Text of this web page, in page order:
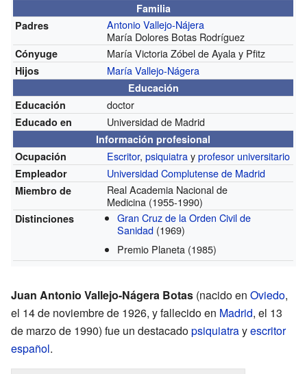
Familia
Padres
Antonio Vallejo-Nájera
María Dolores Botas Rodríguez
Cónyuge María Victoria Zóbel de Ayala y Pfitz
Hijos María Vallejo-Nágera
Educación
Educación
doctor
Educado en Universidad de Madrid
Información profesional
Ocupación
Escritor,psiquiatrayprofesor universitario
Empleador Universidad Complutense de Madrid
Miembro de
Real Academia Nacional de
Medicina (1955-1990)
Distinciones
Gran Cruz de la Orden Civil de
Sanidad (1969)
Premio Planeta (1985)
Juan Antonio Vallejo-Nágera Botas (nacido en Oviedo,
el 14 de noviembre de 1926, y fallecido en Madrid, el 13
de marzo de 1990) fue un destacadopsiquiatrayescritor
español.